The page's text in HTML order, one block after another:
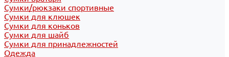
Сумки/рюкзаки спортивные
Сумки для клюшек
Сумки для коньков
Сумки для шайб
Сумки для принадлежностей
Одежда